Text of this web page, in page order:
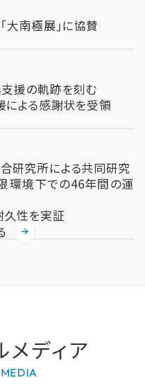
南極展」に協賛
援の軌跡を刻む
による感謝状を受領
研究所による共同研究
環境下での46年間の運
久性を実証
メディア